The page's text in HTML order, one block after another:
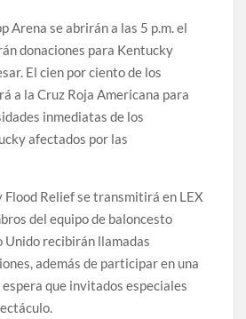
Arena se abrirán a las 5 p.m. el
donaciones para Kentucky
El cien por ciento de los
a la Cruz Roja Americana para
inmediatas de los
afectados por las
Relief se transmitirá en LEX
del equipo de baloncesto
Unido recibirán llamadas
además de participar en una
que invitados especiales